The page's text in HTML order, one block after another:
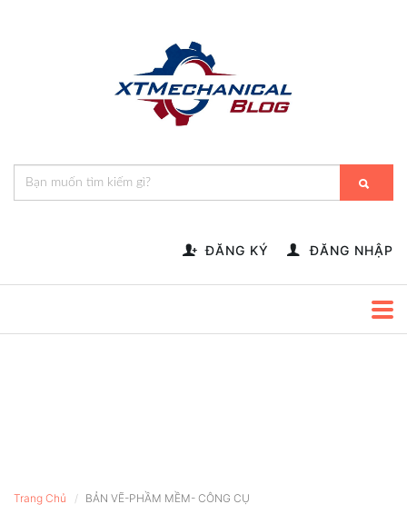
ĐĂNG KÝ ĐĂNG NHẬP
Trang Chủ BẢN VẼ-PHẦM MỀM- CÔNG CỤ